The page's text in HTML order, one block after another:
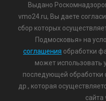
Выдано
vmo24.ru, Вы даете
сбор которых
Подмосковья» на
соглашения обработки
может использовать
последующей обработки
др., которая
сайта